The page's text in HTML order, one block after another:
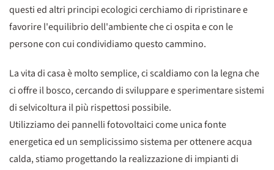
questi ed altri principi ecologici cerchiamo di ripristinare e
favorire l'equilibrio dell'ambiente che ci ospita e con le
persone con cui condividiamo questo cammino.
La vita di casa è molto semplice, ci scaldiamo con la legna che
ci offre il bosco, cercando di sviluppare e sperimentare sistemi
di selvicoltura il più rispettosi possibile.
Utilizziamo dei pannelli fotovoltaici come unica fonte
energetica ed un semplicissimo sistema per ottenere acqua
calda, stiamo progettando la realizzazione di impianti di